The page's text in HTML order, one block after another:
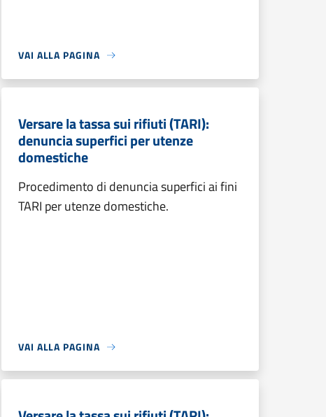
VAI ALLA PAGINA
Versare la tassa sui rifiuti (TARI):
denuncia superfici per utenze
domestiche
Procedimento di denuncia superfici ai fini
TARI per utenze domestiche.
VAI ALLA PAGINA